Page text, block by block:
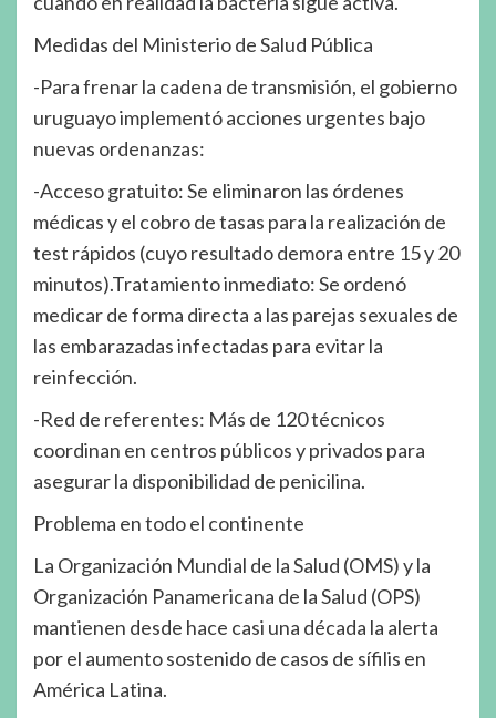
Medidas del Ministerio de Salud Pública
-Para frenar la cadena de transmisión, el gobierno
uruguayo implementó acciones urgentes bajo
nuevas ordenanzas:
-Acceso gratuito: Se eliminaron las órdenes
médicas y el cobro de tasas para la realización de
test rápidos (cuyo resultado demora entre 15 y 20
minutos).Tratamiento inmediato: Se ordenó
medicar de forma directa a las parejas sexuales de
las embarazadas infectadas para evitar la
reinfección.
-Red de referentes: Más de 120 técnicos
coordinan en centros públicos y privados para
asegurar la disponibilidad de penicilina.
Problema en todo el continente
La Organización Mundial de la Salud (OMS) y la
Organización Panamericana de la Salud (OPS)
mantienen desde hace casi una década la alerta
por el aumento sostenido de casos de sífilis en
América Latina.